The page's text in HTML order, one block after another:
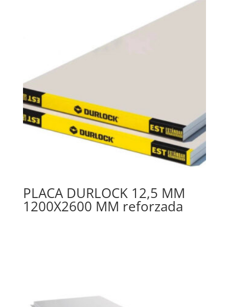
PLACA DURLOCK 12,5 MM
1200X2600 MM reforzada